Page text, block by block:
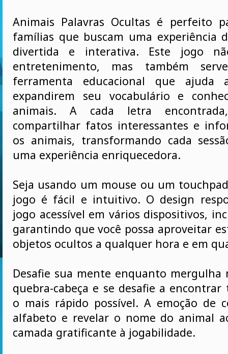
Animais Palavras Ocultas é perfeito
famílias que buscam uma experiência
divertida e interativa. Este jogo
entretenimento, mas também
ferramenta educacional que ajuda
expandirem seu vocabulário e
animais. A cada letra
compartilhar fatos interessantes e
os animais, transformando cada
uma experiência enriquecedora.
Seja usando um mouse ou um
jogo é fácil e intuitivo. O design
jogo acessível em vários dispositivos,
garantindo que você possa aproveitar
objetos ocultos a qualquer hora e em
Desafie sua mente enquanto
quebra-cabeça e se desafie a encontrar
o mais rápido possível. A emoção de
alfabeto e revelar o nome do animal
camada gratificante à jogabilidade.